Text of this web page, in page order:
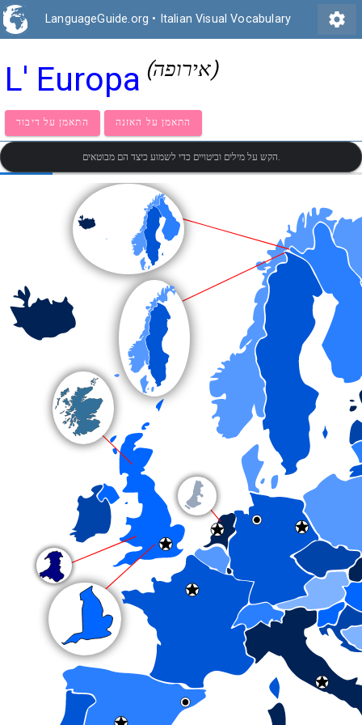
LanguageGuide.org • Italian Visual Vocabulary settings
L' Europa (אירופה)
התאמן על דיבור התאמן על האזנה
הקש על מילים וביטויים כדי לשמוע כיצד הם מבוטאים.